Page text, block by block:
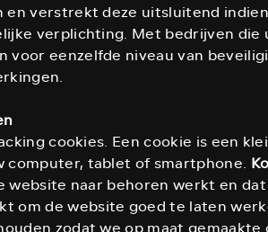
verstrekt deze uitsluitend
verplichting. Met bedrijven die
eenzelfde niveau van
cookies. Een cookie is een
computer, tablet of smartphone.
naar behoren werkt en
om de website goed te laten